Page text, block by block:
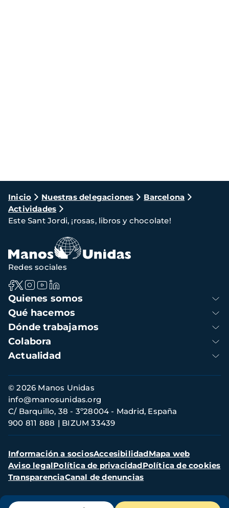
Ruta
de
navegación
Inicio Nuestras delegaciones
Barcelona
Actividades
Este Sant Jordi, ¡rosas, libros y chocolate!
Navegación
principal
Quienes somos
Qué hacemos
Dónde trabajamos
Colabora
Actualidad
Redes sociales
Información
de
contacto
© 2026 Manos Unidas
C/ Barquillo, 38 - 3º28004 - Madrid, España
900 811 888
BIZUM 33439
info@manosunidas.org
Menú
secundario
Información a sociosAccesibilidadMapa web
Aviso legalPolítica de privacidadPolítica de cookies
TransparenciaCanal de denuncias